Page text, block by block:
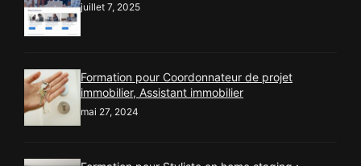
juillet 7, 2025
Formation pour Coordonnateur de projet
immobilier, Assistant immobilier
mai 27, 2024